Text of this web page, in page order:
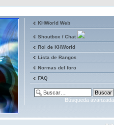
KHWorld Web
Shoutbox / Chat
Rol de KHWorld
Lista de Rangos
Normas del foro
FAQ
Búsqueda avanzada